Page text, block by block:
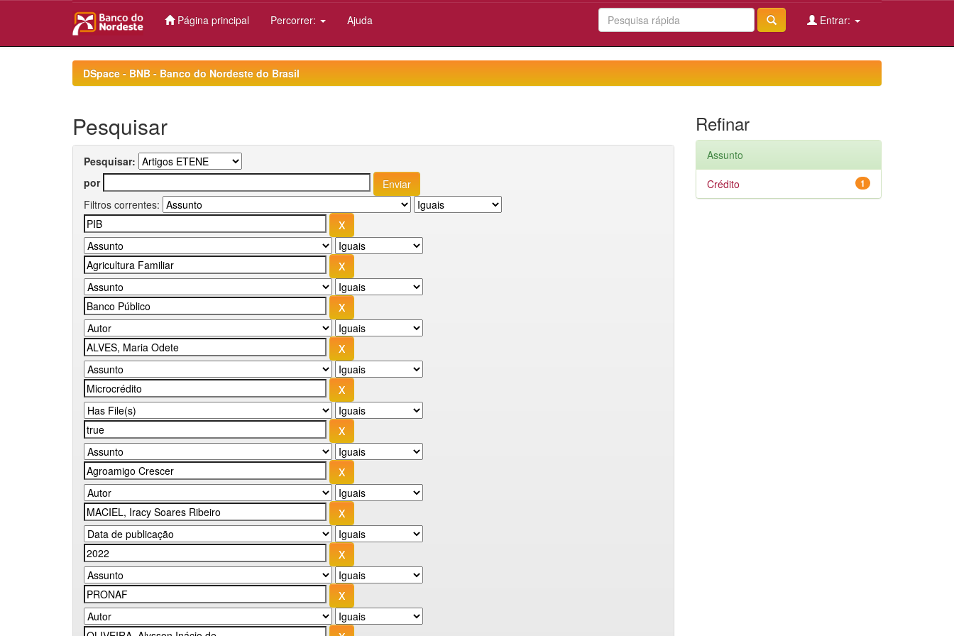
Página principal Percorrer: Ajuda Entrar:
DSpace - BNB - Banco do Nordeste do Brasil
Pesquisar
Pesquisar:
por
Filtros correntes:
Refinar
Assunto
1
Crédito